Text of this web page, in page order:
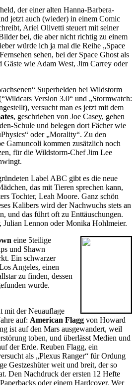
der einer alten Hanna-Barbera-
jetzt auch (wieder) in einem Comic
Ariel Olivetti steuert mit seiner
bei, die aber nicht richtig zu einem
würde ich ja mal die Reihe „Space
sehen, bei der Space Ghost als
wie Adam West, Jim Carrey oder
Superhelden bei Wildstorm
Version 3.0“ und „Stormwatch:
versucht man es jetzt mit dem
, geschrieben von Joe Casey, gehen
Schule und belegen dort Fächer wie
oder „Morality“. Zu den
Gamuncoli kommen zusätzlich noch
für die Wildstorm-Chef Jim Lee
Label ABC gibt es die neue
das mit Tieren sprechen kann,
Tochter, Leah Moore. Ganz schön
Kalibers wird der Nachwuchs stets an
und das führt oft zu Enttäuschungen.
Julian Lennon oder Monika Hohlmeier.
eine 5teilige
und Shawn
Ein schwarzer
Angeles, einen
zu finden, dessen
wurde.
mit der Neuauflage
auf: American Flagg von Howard
ist auf den Mars ausgewandert, weil
toben, und überlässt Medien und
der Erde. Reuben Flagg, ein
als „Plexus Ranger“ für Ordung
Gestzeshüter weit und breit, der so
Den Nachdruck der ersten 12 Hefte
oder einem Hardcover. Wer